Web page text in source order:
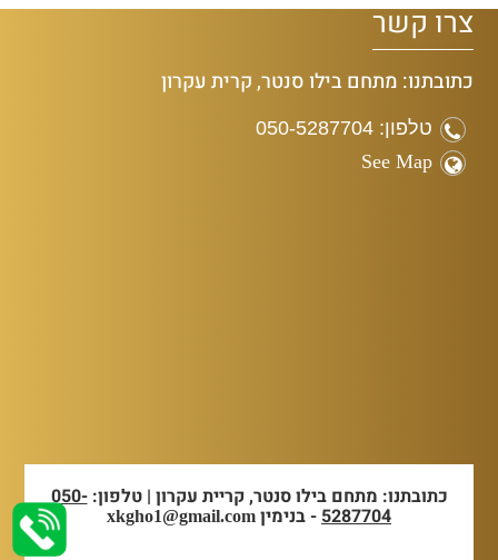
צרו קשר
כתובתנו: מתחם בילו סנטר, קרית עקרון
טלפון: 050-5287704
See Map
כתובתנו: מתחם בילו סנטר, קריית עקרון | טלפון:050-
5287704- בנימין xkgho1@gmail.com